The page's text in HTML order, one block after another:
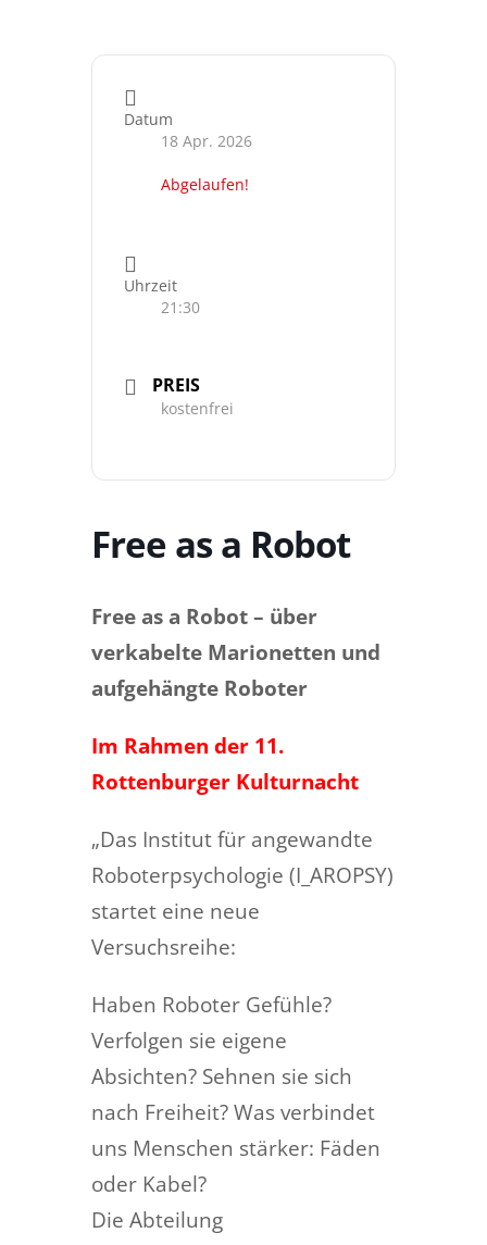
Datum
18 Apr. 2026
Abgelaufen!
Uhrzeit
21:30
PREIS
kostenfrei
Free as a Robot
Free as a Robot – über
verkabelte Marionetten und
aufgehängte Roboter
Im Rahmen der 11.
Rottenburger Kulturnacht
„Das Institut für angewandte
Roboterpsychologie (I_AROPSY)
startet eine neue
Versuchsreihe:
Haben Roboter Gefühle?
Verfolgen sie eigene
Absichten? Sehnen sie sich
nach Freiheit? Was verbindet
uns Menschen stärker: Fäden
oder Kabel?
Die Abteilung